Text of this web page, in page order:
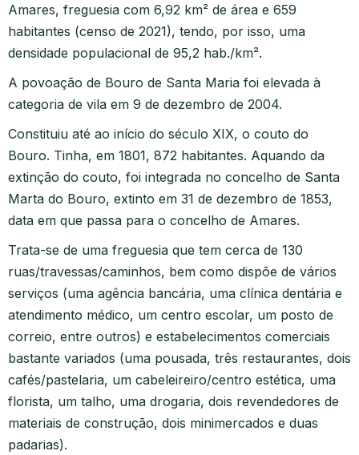
Amares, freguesia com 6,92 km² de área e 659
habitantes (censo de 2021), tendo, por isso, uma
densidade populacional de 95,2 hab./km².
A povoação de Bouro de Santa Maria foi elevada à
categoria de vila em 9 de dezembro de 2004.
Constituiu até ao início do século XIX, o couto do
Bouro. Tinha, em 1801, 872 habitantes. Aquando da
extinção do couto, foi integrada no concelho de Santa
Marta do Bouro, extinto em 31 de dezembro de 1853,
data em que passa para o concelho de Amares.
Trata-se de uma freguesia que tem cerca de 130
ruas/travessas/caminhos, bem como dispõe de vários
serviços (uma agência bancária, uma clínica dentária e
atendimento médico, um centro escolar, um posto de
correio, entre outros) e estabelecimentos comerciais
bastante variados (uma pousada, três restaurantes, dois
cafés/pastelaria, um cabeleireiro/centro estética, uma
florista, um talho, uma drogaria, dois revendedores de
materiais de construção, dois minimercados e duas
padarias).